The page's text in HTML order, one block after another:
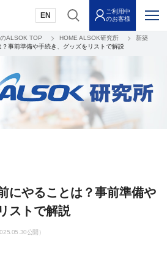
EN
ご利用中
のお客様
ALSOK TOP HOME ALSOK研究所
新築
事前準備や手続き、グッズをリストで解説
にやることは？事前準備や
ストで解説
公開）